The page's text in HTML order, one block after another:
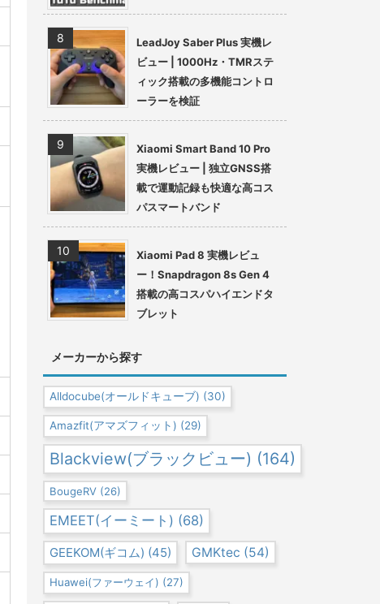
LeadJoy Saber Plus 実機レ
ビュー | 1000Hz・TMRステ
ィック搭載の多機能コントロ
ーラーを検証
Xiaomi Smart Band 10 Pro
実機レビュー | 独立GNSS搭
載で運動記録も快適な高コス
パスマートバンド
Xiaomi Pad 8 実機レビュ
ー！Snapdragon 8s Gen 4
搭載の高コスパハイエンドタ
ブレット
メーカーから探す
Alldocube(オールドキューブ) (30)
Amazfit(アマズフィット) (29)
Blackview(ブラックビュー) (164)
BougeRV (26)
EMEET(イーミート) (68)
GEEKOM(ギコム) (45) GMKtec (54)
Huawei(ファーウェイ) (27)